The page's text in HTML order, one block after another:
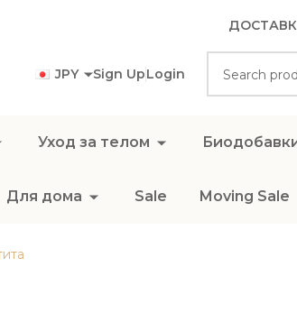
JPY Sign UpLogin
Уход за телом
Для дома Sale Moving Sale